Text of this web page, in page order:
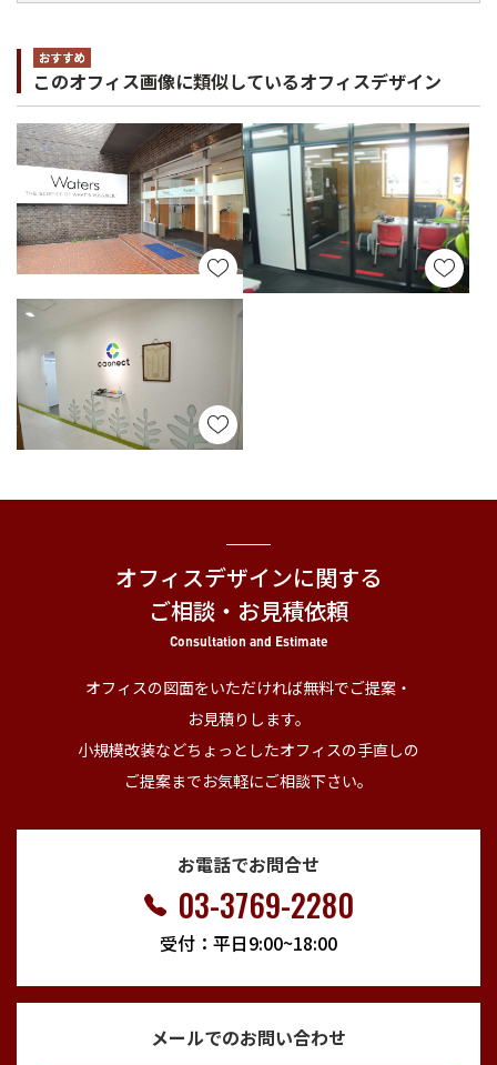
このオフィス画像に類似しているオフィスデザイン
オフィスデザインに関する
ご相談・お見積依頼
Consultation and Estimate
オフィスの図面をいただければ無料でご提案・
お見積りします。
小規模改装などちょっとしたオフィスの手直しの
ご提案までお気軽にご相談下さい。
お電話でお問合せ
03-3769-2280
受付：平日9:00~18:00
メールでのお問い合わせ